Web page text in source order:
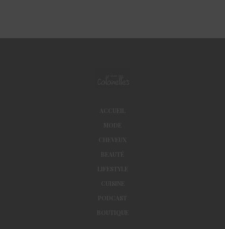
ACCUEIL
MODE
CHEVEUX
BEAUTÉ
LIFESTYLE
CUISINE
PODCAST
BOUTIQUE